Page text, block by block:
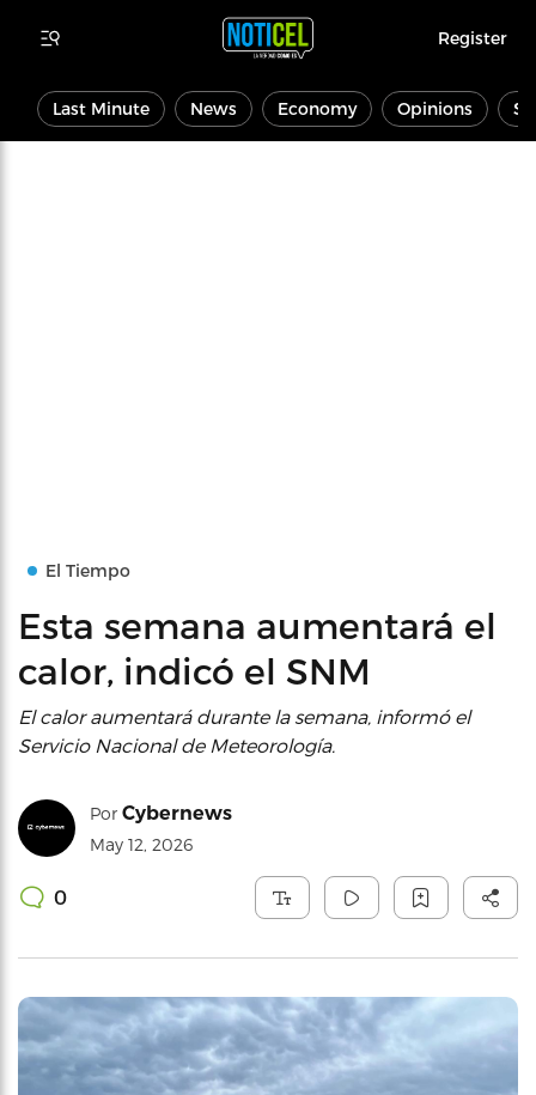
Register
Last Minute News Economy Opinions
El Tiempo
Esta semana aumentará el
calor, indicó el SNM
El calor aumentará durante la semana, informó el
Servicio Nacional de Meteorología.
Por Cybernews
May 12, 2026
0